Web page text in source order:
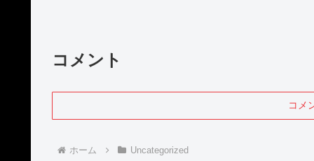
コメント
コメ
ホーム Uncategorized